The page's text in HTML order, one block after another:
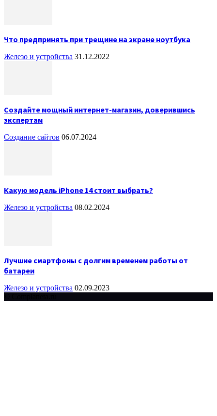
Что предпринять при трещине на экране ноутбука
Железо и устройства 31.12.2022
Создайте мощный интернет-магазин, доверившись
экспертам
Создание сайтов 06.07.2024
Какую модель iPhone 14 стоит выбрать?
Железо и устройства 08.02.2024
Лучшие смартфоны с долгим временем работы от
батареи
Железо и устройства 02.09.2023